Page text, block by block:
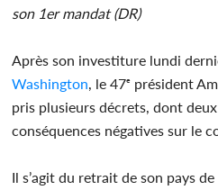
son 1er mandat (DR)
Après son investiture lundi
Washington , le 47ᵉ président
pris plusieurs décrets, dont
conséquences négatives sur le
Il s’agit du retrait de son pays